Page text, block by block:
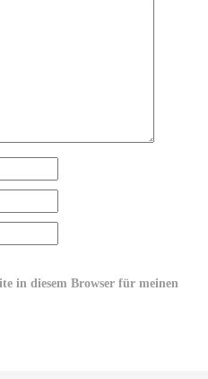
in diesem Browser für meinen